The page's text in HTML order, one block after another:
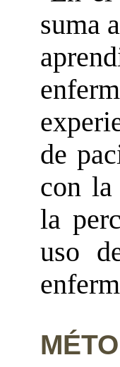
suma
de
con
la
uso